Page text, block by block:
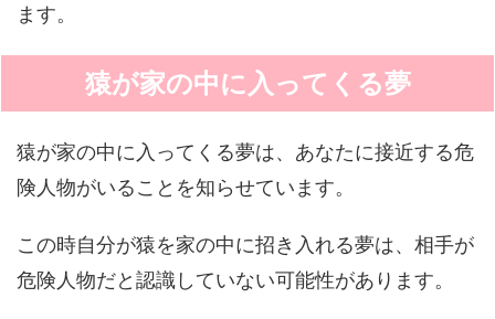
ます。
猿が家の中に入ってくる夢
猿が家の中に入ってくる夢は、あなたに接近する危
険人物がいることを知らせています。
この時自分が猿を家の中に招き入れる夢は、相手が
危険人物だと認識していない可能性があります。